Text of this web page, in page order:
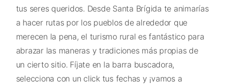
tus seres queridos. Desde Santa Brígida te animarías
a hacer rutas por los pueblos de alrededor que
merecen la pena, el turismo rural es fantástico para
abrazar las maneras y tradiciones más propias de
un cierto sitio. Fíjate en la barra buscadora,
selecciona con un click tus fechas y ¡vamos a